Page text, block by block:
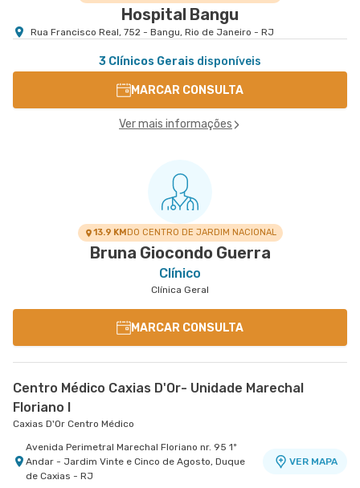
Hospital Bangu
Rua Francisco Real, 752 - Bangu, Rio de Janeiro - RJ
3 Clínicos Gerais disponíveis
MARCAR CONSULTA
Ver mais informações
13.9 KMDO CENTRO DE JARDIM NACIONAL
Bruna Giocondo Guerra
Clínico
Clínica Geral
MARCAR CONSULTA
Centro Médico Caxias D'Or- Unidade Marechal
Floriano I
Caxias D'Or Centro Médico
Avenida Perimetral Marechal Floriano nr. 95 1º
Andar - Jardim Vinte e Cinco de Agosto, Duque
de Caxias - RJ
VER MAPA